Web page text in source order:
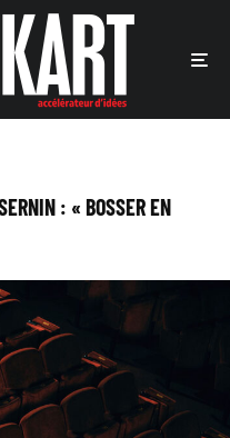
: « BOSSER EN